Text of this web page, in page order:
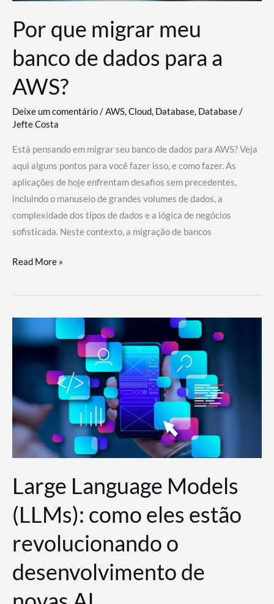
Por que migrar meu
banco de dados para a
AWS?
Deixe um comentário/AWS,Cloud, Database, Database/
Jefte Costa
Está pensando em migrar seu banco de dados para AWS? Veja
aqui alguns pontos para você fazer isso, e como fazer. As
aplicações de hoje enfrentam desafios sem precedentes,
incluindo o manuseio de grandes volumes de dados, a
complexidade dos tipos de dados e a lógica de negócios
sofisticada. Neste contexto, a migração de bancos
Por
migrar
de
a
AWS?
Read More »
Large Language Models
(LLMs): como eles estão
revolucionando o
desenvolvimento de